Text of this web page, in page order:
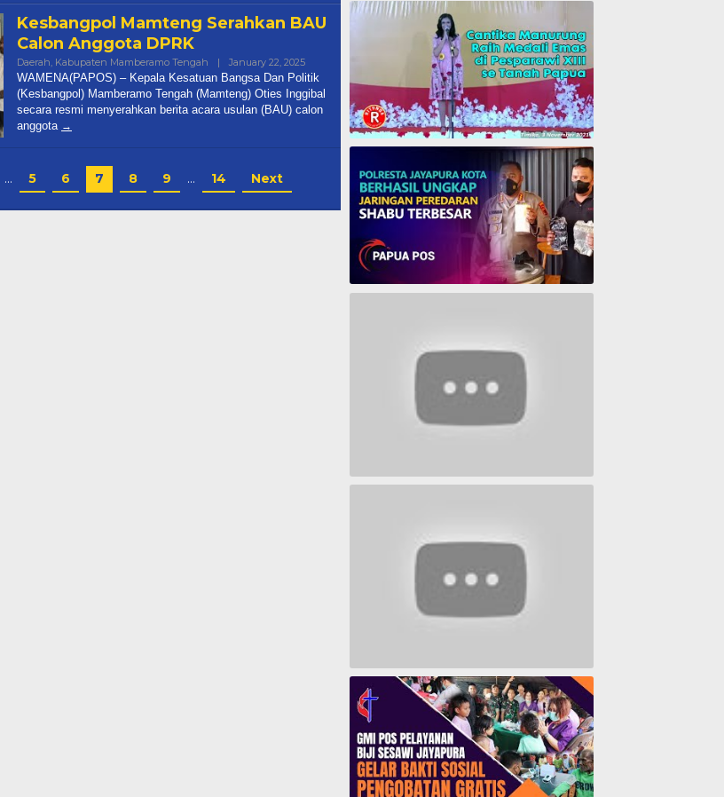
Kesbangpol Mamteng Serahkan BAU
Calon Anggota DPRK
Daerah, Kabupaten Mamberamo Tengah | January 22, 2025
Papua
Pos
WAMENA(PAPOS) – Kepala Kesatuan Bangsa Dan Politik
(Kesbangpol) Mamberamo Tengah (Mamteng) Oties Inggibal
secara resmi menyerahkan berita acara usulan (BAU) calon
anggota
… 5 6 7 8 9 … 14 Next
Cantika Manurung Raih Medali Emas di Pesparawi XIII se Tanah Papua
Polresta Jayapura Berhasil ungkap jaringan peredaran shabu terbesar
Lagu Timur yang Paling 2022
Lagu Rohani Tanpa Iklan - Lagu Pujian dan Penyembahan Paskah 2022